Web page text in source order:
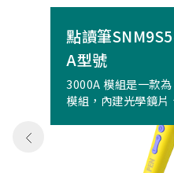
點讀筆
A型號
3000A 模組是一款
模組，內建光學鏡